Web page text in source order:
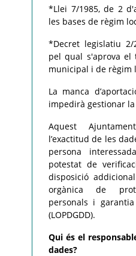
*Llei 7/1985, de 2
les bases de règim
*Decret legislatiu 2/
pel qual s'aprova el
municipal i de règim
La manca
impedirà gestionar
Aquest
l’exactitud de les
persona
potestat de
disposició
orgànica de
personals i
(LOPDGDD).
Qui és el
dades?